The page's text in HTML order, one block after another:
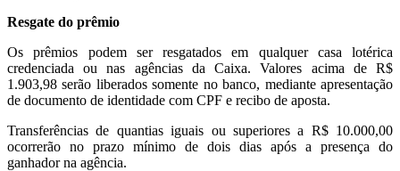
Resgate do prêmio
Os prêmios podem ser resgatados em qualquer casa lotérica
credenciada ou nas agências da Caixa. Valores acima de R$
1.903,98 serão liberados somente no banco, mediante apresentação
de documento de identidade com CPF e recibo de aposta.
Transferências de quantias iguais ou superiores a R$ 10.000,00
ocorrerão no prazo mínimo de dois dias após a presença do
ganhador na agência.